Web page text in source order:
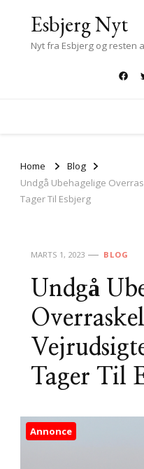
Esbjerg Nyt
Nyt fra Esbjerg og resten
Home
Blog
Undgå Ubehagelige
Tager Til Esbjerg
MARTS 1, 2023 BLOG
Undgå
Tager Til
Annonce